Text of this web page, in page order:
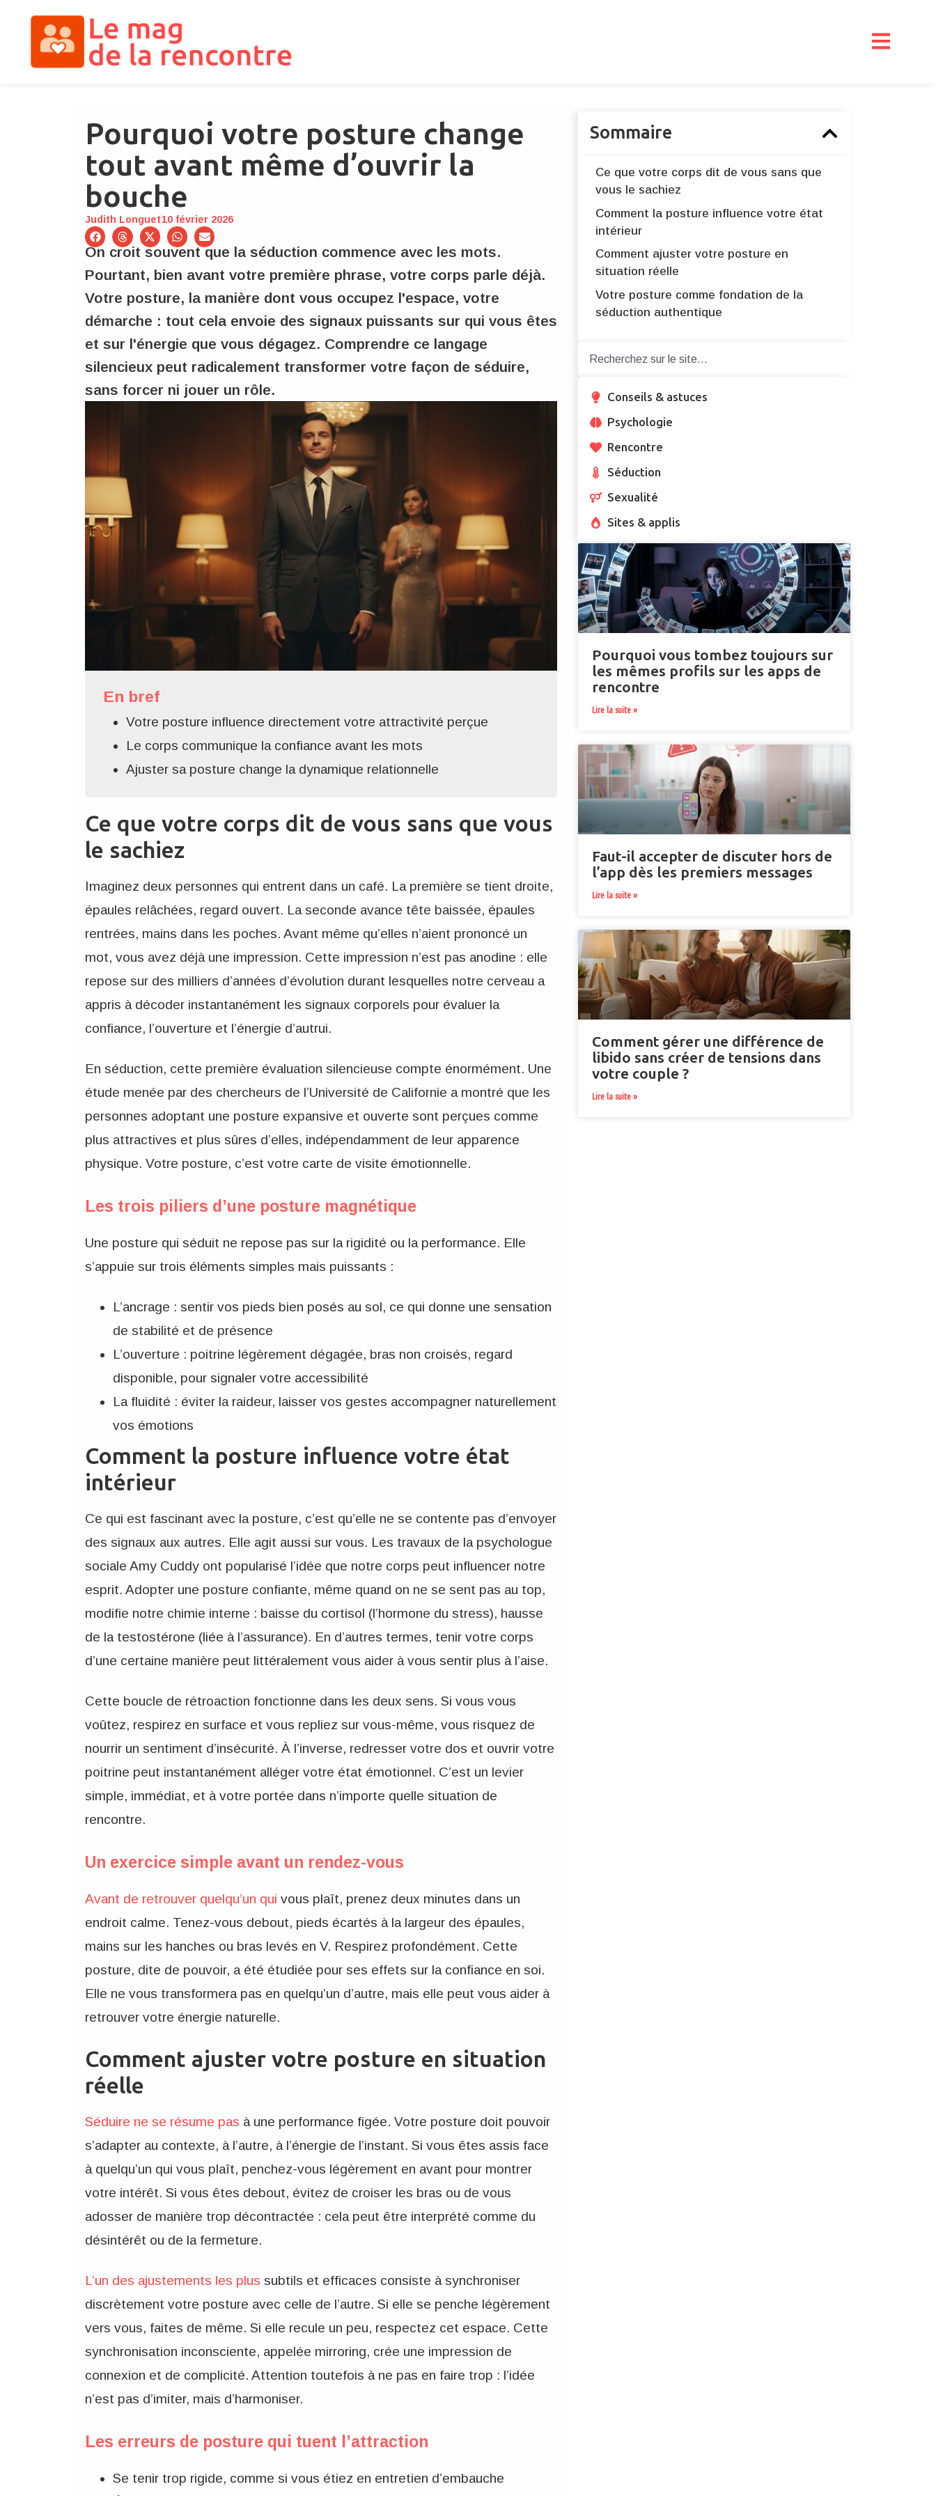
Pourquoi votre posture change
tout avant même d’ouvrir la
bouche
Judith Longuet10 février 2026
On croit souvent que la séduction commence avec les mots.
Pourtant, bien avant votre première phrase, votre corps parle déjà.
Votre posture, la manière dont vous occupez l'espace, votre
démarche : tout cela envoie des signaux puissants sur qui vous êtes
et sur l'énergie que vous dégagez. Comprendre ce langage
silencieux peut radicalement transformer votre façon de séduire,
sans forcer ni jouer un rôle.
En bref
Votre posture influence directement votre attractivité perçue
Le corps communique la confiance avant les mots
Ajuster sa posture change la dynamique relationnelle
Ce que votre corps dit de vous sans que vous
le sachiez
Imaginez deux personnes qui entrent dans un café. La première se tient droite,
épaules relâchées, regard ouvert. La seconde avance tête baissée, épaules
rentrées, mains dans les poches. Avant même qu’elles n’aient prononcé un
mot, vous avez déjà une impression. Cette impression n’est pas anodine : elle
repose sur des milliers d’années d’évolution durant lesquelles notre cerveau a
appris à décoder instantanément les signaux corporels pour évaluer la
confiance, l’ouverture et l’énergie d’autrui.
En séduction, cette première évaluation silencieuse compte énormément. Une
étude menée par des chercheurs de l’Université de Californie a montré que les
personnes adoptant une posture expansive et ouverte sont perçues comme
plus attractives et plus sûres d’elles, indépendamment de leur apparence
physique. Votre posture, c’est votre carte de visite émotionnelle.
Les trois piliers d’une posture magnétique
Une posture qui séduit ne repose pas sur la rigidité ou la performance. Elle
s’appuie sur trois éléments simples mais puissants :
L’ancrage : sentir vos pieds bien posés au sol, ce qui donne une sensation
de stabilité et de présence
L’ouverture : poitrine légèrement dégagée, bras non croisés, regard
disponible, pour signaler votre accessibilité
La fluidité : éviter la raideur, laisser vos gestes accompagner naturellement
vos émotions
Comment la posture influence votre état
intérieur
Ce qui est fascinant avec la posture, c’est qu’elle ne se contente pas d’envoyer
des signaux aux autres. Elle agit aussi sur vous. Les travaux de la psychologue
sociale Amy Cuddy ont popularisé l’idée que notre corps peut influencer notre
esprit. Adopter une posture confiante, même quand on ne se sent pas au top,
modifie notre chimie interne : baisse du cortisol (l’hormone du stress), hausse
de la testostérone (liée à l’assurance). En d’autres termes, tenir votre corps
d’une certaine manière peut littéralement vous aider à vous sentir plus à l’aise.
Cette boucle de rétroaction fonctionne dans les deux sens. Si vous vous
voûtez, respirez en surface et vous repliez sur vous-même, vous risquez de
nourrir un sentiment d’insécurité. À l’inverse, redresser votre dos et ouvrir votre
poitrine peut instantanément alléger votre état émotionnel. C’est un levier
simple, immédiat, et à votre portée dans n’importe quelle situation de
rencontre.
Un exercice simple avant un rendez-vous
Avant de retrouver quelqu’un qui vous plaît, prenez deux minutes dans un
endroit calme. Tenez-vous debout, pieds écartés à la largeur des épaules,
mains sur les hanches ou bras levés en V. Respirez profondément. Cette
posture, dite de pouvoir, a été étudiée pour ses effets sur la confiance en soi.
Elle ne vous transformera pas en quelqu’un d’autre, mais elle peut vous aider à
retrouver votre énergie naturelle.
Comment ajuster votre posture en situation
réelle
Séduire ne se résume pas à une performance figée. Votre posture doit pouvoir
s’adapter au contexte, à l’autre, à l’énergie de l’instant. Si vous êtes assis face
à quelqu’un qui vous plaît, penchez-vous légèrement en avant pour montrer
votre intérêt. Si vous êtes debout, évitez de croiser les bras ou de vous
adosser de manière trop décontractée : cela peut être interprété comme du
désintérêt ou de la fermeture.
L’un des ajustements les plus subtils et efficaces consiste à synchroniser
discrètement votre posture avec celle de l’autre. Si elle se penche légèrement
vers vous, faites de même. Si elle recule un peu, respectez cet espace. Cette
synchronisation inconsciente, appelée mirroring, crée une impression de
connexion et de complicité. Attention toutefois à ne pas en faire trop : l’idée
n’est pas d’imiter, mais d’harmoniser.
Les erreurs de posture qui tuent l’attraction
Se tenir trop rigide, comme si vous étiez en entretien d’embauche
Sommaire
Ce que votre corps dit de vous sans que
vous le sachiez
Comment la posture influence votre état
intérieur
Comment ajuster votre posture en
situation réelle
Votre posture comme fondation de la
séduction authentique
Conseils & astuces
Psychologie
Rencontre
Séduction
Sexualité
Sites & applis
Pourquoi vous tombez toujours sur
les mêmes profils sur les apps de
rencontre
Lire la suite »
Faut-il accepter de discuter hors de
l’app dès les premiers messages
Lire la suite »
Comment gérer une différence de
libido sans créer de tensions dans
votre couple ?
Lire la suite »